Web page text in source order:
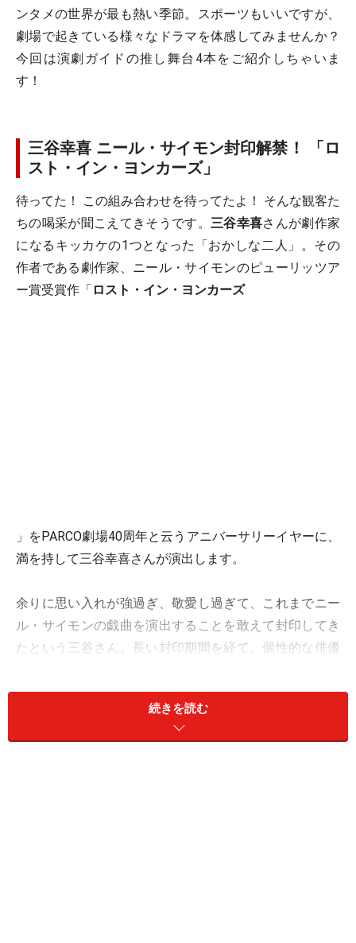
ンタメの世界が最も熱い季節。スポーツもいいですが、
劇場で起きている様々なドラマを体感してみませんか？
今回は演劇ガイドの推し舞台4本をご紹介しちゃいま
す！
三谷幸喜 ニール・サイモン封印解禁！ 「ロ
スト・イン・ヨンカーズ」
待ってた！ この組み合わせを待ってたよ！ そんな観客た
ちの喝采が聞こえてきそうです。 三谷幸喜さんが劇作家
になるキッカケの1つとなった「おかしな二人」。その
作者である劇作家、ニール・サイモンのピューリッツア
ー賞受賞作「 ロスト・イン・ヨンカーズ
」をPARCO劇場40周年と云うアニバーサリーイヤーに、
満を持して三谷幸喜さんが演出します。
余りに思い入れが強過ぎ、敬愛し過ぎて、これまでニー
ル・サイモンの戯曲を演出することを敢えて封印してき
たという三谷さん。長い封印期間を経て、個性的な俳優
ゾクゾクします。
続きを読む